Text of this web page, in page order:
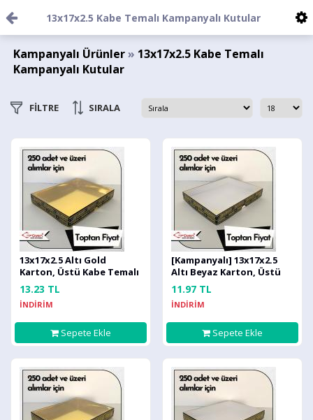
13x17x2.5 Kabe Temalı Kampanyalı Kutular
Kampanyalı Ürünler» 13x17x2.5 Kabe Temalı
Kampanyalı Kutular
FİLTRE SIRALA
13x17x2.5 Altı Gold
Karton, Üstü Kabe Temalı
Asetat Kutu [Desen #2]
13.23 TL
İNDİRİM
Sepete Ekle
[Kampanyalı] 13x17x2.5
Altı Beyaz Karton, Üstü
Kabe Temalı Asetat Kutu
[Desen #2]
11.97 TL
İNDİRİM
Sepete Ekle